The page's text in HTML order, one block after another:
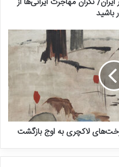
آن در جاهایی که منابع محدود است
احتمالی این کشف
استراتژی‌های درمانی
را نیز افزایش داد.
محققان این روش جدید برای تشخیص DNA با حساسیت بی‌سابقه را به
پزشکی دانسته‌اند.
باشید
لاکچری به اوج بازگشت